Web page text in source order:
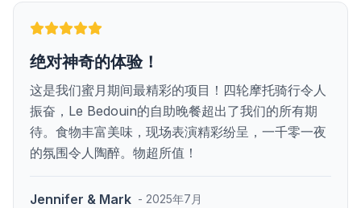
绝对神奇的体验！
这是我们蜜月期间最精彩的项目！四轮摩托骑行令人
振奋，Le Bedouin的自助晚餐超出了我们的所有期
待。食物丰富美味，现场表演精彩纷呈，一千零一夜
的氛围令人陶醉。物超所值！
Jennifer & Mark - 2025年7月